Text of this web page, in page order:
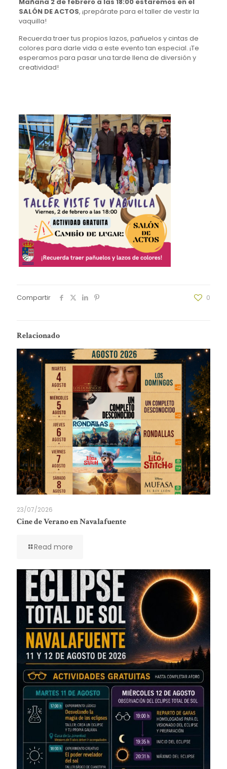
SALÓN DE ACTOS, ¡prepárate para el taller de vestir la
vaquilla!
Recuerda traer tus propios lazos, pañuelos y cintas de
colores para darle vida a este evento tan especial. ¡Te
esperamos para pasar una tarde llena de diversión y
creatividad!
Compartir 0
Relacionado
23/07/2026
Cine de Verano en Navalafuente
Read more